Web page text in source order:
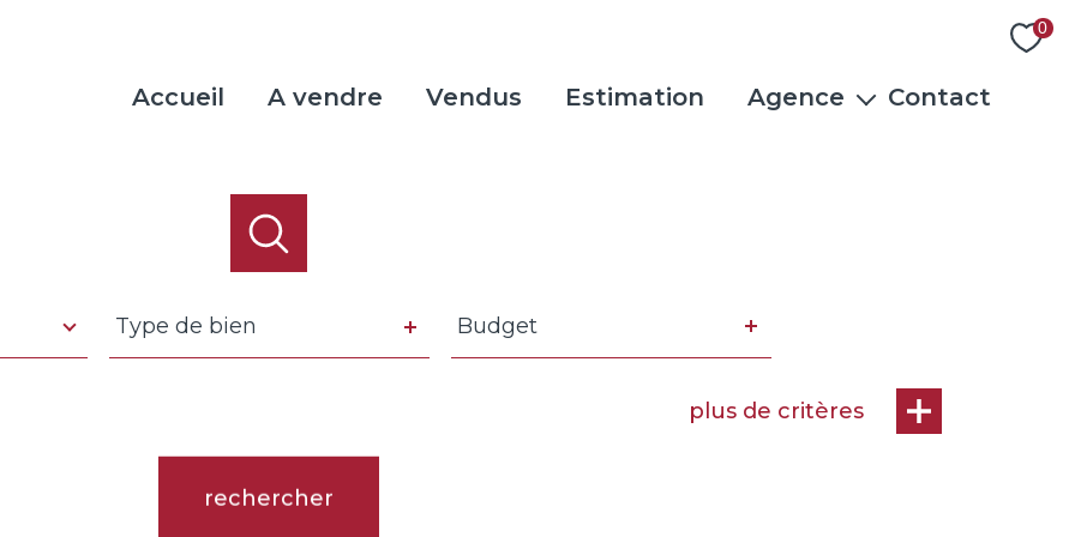
0
Accueil A vendre Vendus Estimation Agence Contact
de
bien
Type de bien Budget
plus de critères
rechercher